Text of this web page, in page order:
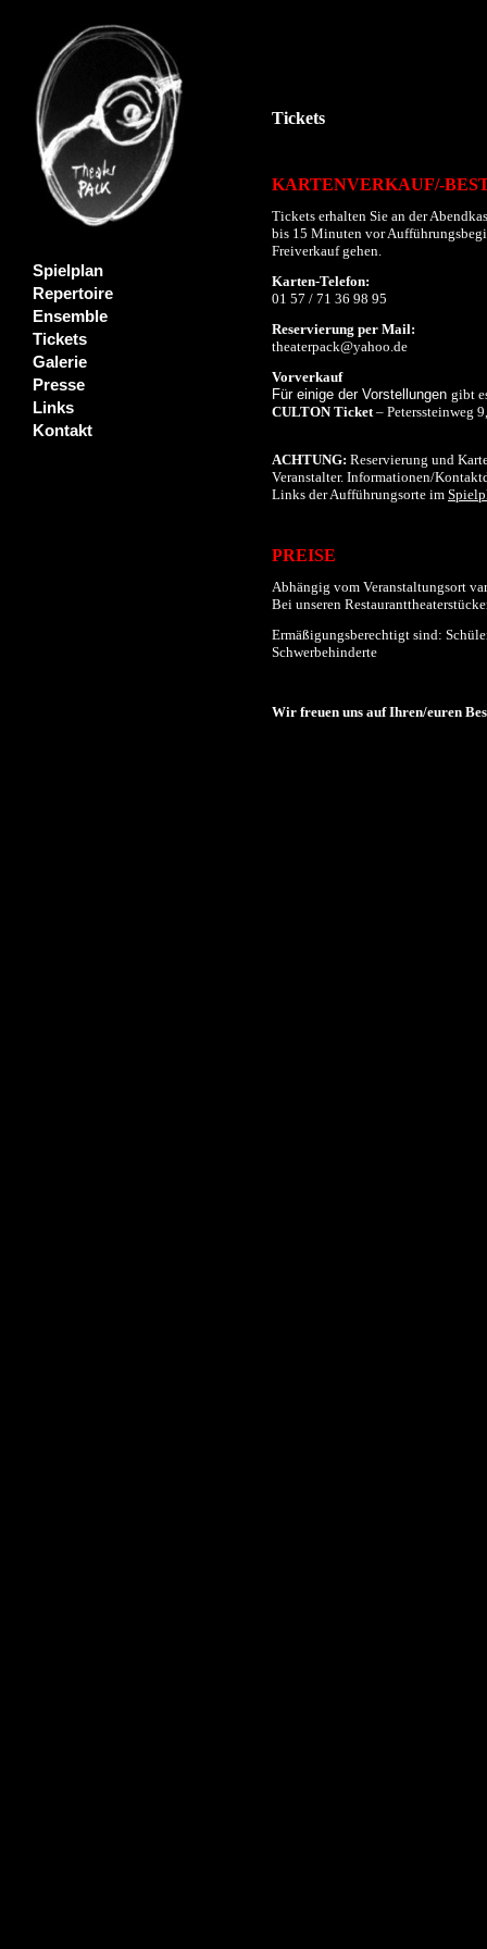
Spielplan
Repertoire
Ensemble
Tickets
Galerie
Presse
Links
Kontakt
Tickets
KARTENVERKAUF/-
Tickets erhalten Sie an der
bis 15 Minuten vor
Freiverkauf gehen.
Karten-Telefon:
01 57 / 71 36 98 95
Reservierung per Mail:
theaterpack@yahoo.de
Vorverkauf
Für einige der Vorstellungen gibt
CULTON Ticket– Peterssteinweg
ACHTUNG: Reservierung und
Veranstalter. Informationen/
Links derAufführungsorte im
PREISE
Abhängig vom Veranstaltungsort
Bei unseren
Ermäßigungsberechtigt sind:
Schwerbehinderte
Wir freuen uns auf Ihren/euren